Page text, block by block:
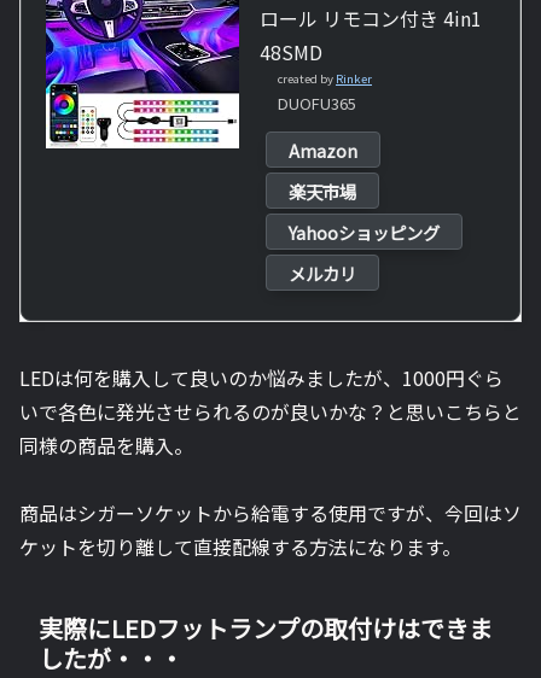
ロール リモコン付き 4in1
48SMD
created by Rinker
DUOFU365
Amazon
楽天市場
Yahooショッピング
メルカリ
LEDは何を購入して良いのか悩みましたが、1000円ぐら
いで各色に発光させられるのが良いかな？と思いこちらと
同様の商品を購入。
商品はシガーソケットから給電する使用ですが、今回はソ
ケットを切り離して直接配線する方法になります。
実際にLEDフットランプの取付けはできま
したが・・・